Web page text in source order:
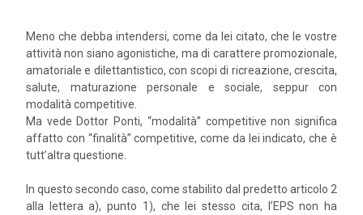
Meno che debba intendersi, come da lei citato, che le vostre
attività non siano agonistiche, ma di carattere promozionale,
amatoriale e dilettantistico, con scopi di ricreazione, crescita,
salute, maturazione personale e sociale, seppur con
modalità competitive.
Ma vede Dottor Ponti, “modalità” competitive non significa
affatto con “finalità” competitive, come da lei indicato, che è
tutt’altra questione.
In questo secondo caso, come stabilito dal predetto articolo 2
alla lettera a), punto 1), che lei stesso cita, l’EPS non ha